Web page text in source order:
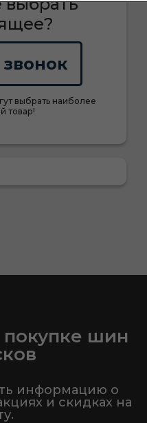
звонок
выбрать наиболее
товар!
покупке шин
информацию о
и скидках на